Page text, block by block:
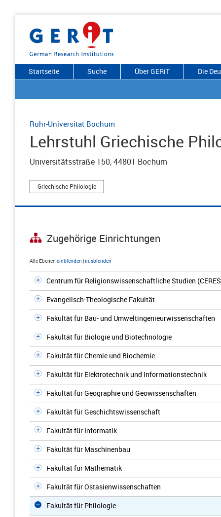
Startseite Suche Über GERiT Die
Ruhr-Universität Bochum
Lehrstuhl Griechische
Universitätsstraße 150, 44801 Bochum
Griechische Philologie
Zugehörige Einrichtungen
Alle Ebenen einblenden |ausblenden
Centrum für Religionswissenschaftliche Studien
Evangelisch-Theologische Fakultät
Fakultät für Bau- und Umweltingenieurwissenschaften
Fakultät für Biologie und Biotechnologie
Fakultät für Chemie und Biochemie
Fakultät für Elektrotechnik und Informationstechnik
Fakultät für Geographie und Geowissenschaften
Fakultät für Geschichtswissenschaft
Fakultät für Informatik
Fakultät für Maschinenbau
Fakultät für Mathematik
Fakultät für Ostasienwissenschaften
Fakultät für Philologie